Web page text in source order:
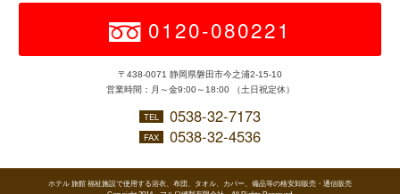
0120-080221
〒438-0071 静岡県磐田市今之浦2-15-10
営業時間：月～金9:00～18:00 （土日祝定休）
TEL 0538-32-7173
FAX 0538-32-4536
ホテル 旅館 福祉施設で使用する浴衣、布団、タオル、カバー、備品等の格安卸販売・通信販売